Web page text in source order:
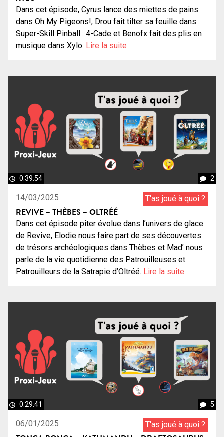
Dans cet épisode, Cyrus lance des miettes de pains
dans Oh My Pigeons!, Drou fait tilter sa feuille dans
Super-Skill Pinball : 4-Cade et Benofx fait des plis en
musique dans Xylo. Lire la suite
0:39:54 2
14/03/2025 T'as joué à quoi ?
REVIVE – THÈBES – OLTRÉÉ
Dans cet épisode piter évolue dans l’univers de glace
de Revive, Elodie nous faire part de ses découvertes
de trésors archéologiques dans Thèbes et Mad’ nous
parle de la vie quotidienne des Patrouilleuses et
Patrouilleurs de la Satrapie d’Oltréé. Lire la suite
0:29:41 5
06/01/2025 T'as joué à quoi ?